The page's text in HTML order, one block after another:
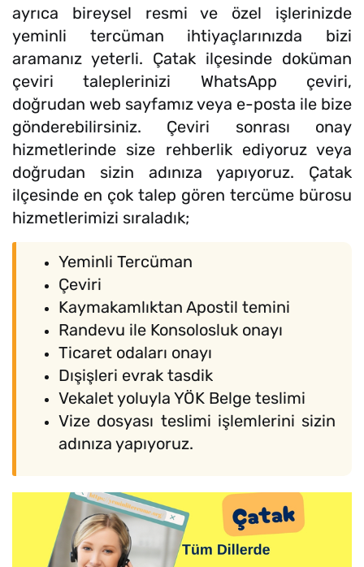
ayrıca bireysel resmi ve özel işlerinizde
yeminli tercüman ihtiyaçlarınızda bizi
aramanız yeterli. Çatak ilçesinde doküman
çeviri taleplerinizi WhatsApp çeviri,
doğrudan web sayfamız veya e-posta ile bize
gönderebilirsiniz. Çeviri sonrası onay
hizmetlerinde size rehberlik ediyoruz veya
doğrudan sizin adınıza yapıyoruz. Çatak
ilçesinde en çok talep gören tercüme bürosu
hizmetlerimizi sıraladık;
Yeminli Tercüman
Çeviri
Kaymakamlıktan Apostil temini
Randevu ile Konsolosluk onayı
Ticaret odaları onayı
Dışişleri evrak tasdik
Vekalet yoluyla YÖK Belge teslimi
Vize dosyası teslimi işlemlerini sizin
adınıza yapıyoruz.